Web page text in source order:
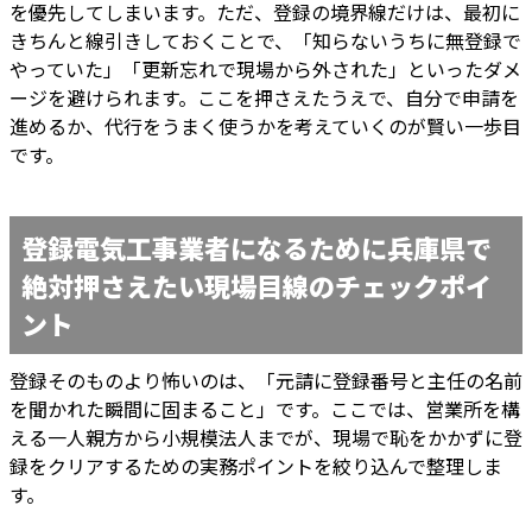
を優先してしまいます。ただ、登録の境界線だけは、最初に
きちんと線引きしておくことで、「知らないうちに無登録で
やっていた」「更新忘れで現場から外された」といったダメ
ージを避けられます。ここを押さえたうえで、自分で申請を
進めるか、代行をうまく使うかを考えていくのが賢い一歩目
です。
登録電気工事業者になるために兵庫県で
絶対押さえたい現場目線のチェックポイ
ント
登録そのものより怖いのは、「元請に登録番号と主任の名前
を聞かれた瞬間に固まること」です。ここでは、営業所を構
える一人親方から小規模法人までが、現場で恥をかかずに登
録をクリアするための実務ポイントを絞り込んで整理しま
す。